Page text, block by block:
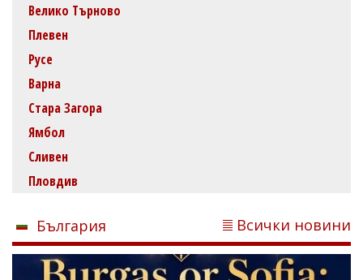
Велико Търново
Плевен
Русе
Варна
Стара Загора
Ямбол
Сливен
Пловдив
България Всички новини